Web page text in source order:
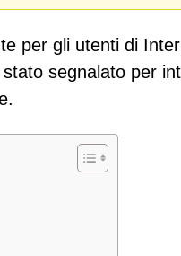
per gli utenti di
segnalato per